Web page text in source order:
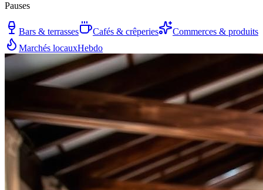
Pauses
Bars & terrasses Cafés & crêperies
Commerces & produits
Marchés locauxHebdo